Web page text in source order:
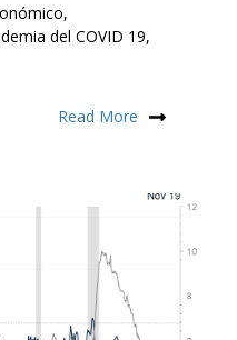
del COVID 19,
Read More